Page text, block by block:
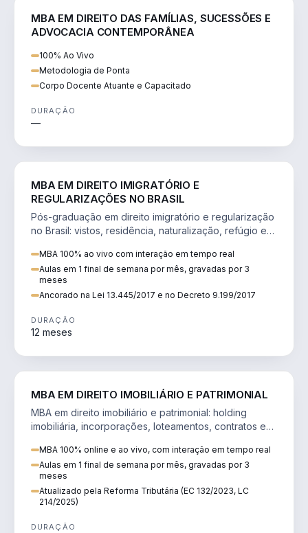
MBA EM DIREITO DAS FAMÍLIAS, SUCESSÕES E
ADVOCACIA CONTEMPORÂNEA
100% Ao Vivo
Metodologia de Ponta
Corpo Docente Atuante e Capacitado
DURAÇÃO
—
MBA EM DIREITO IMIGRATÓRIO E
REGULARIZAÇÕES NO BRASIL
Pós-graduação em direito imigratório e regularização
no Brasil: vistos, residência, naturalização, refúgio e
MBA 100% ao vivo com interação em tempo real
Aulas em 1 final de semana por mês, gravadas por 3
meses
Ancorado na Lei 13.445/2017 e no Decreto 9.199/2017
DURAÇÃO
12 meses
MBA EM DIREITO IMOBILIÁRIO E PATRIMONIAL
MBA em direito imobiliário e patrimonial: holding
imobiliária, incorporações, loteamentos, contratos e
MBA 100% online e ao vivo, com interação em tempo real
Aulas em 1 final de semana por mês, gravadas por 3
meses
Atualizado pela Reforma Tributária (EC 132/2023, LC
214/2025)
DURAÇÃO